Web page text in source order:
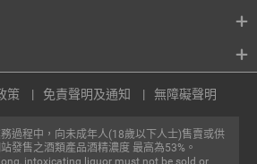
過程中，向未成年人(18歲以下人士)售賣或供
發售之酒類產品酒精濃度 最高為53%。
intoxicating liquor must not be sold or
策 免責聲明及通知 無障礙聲明